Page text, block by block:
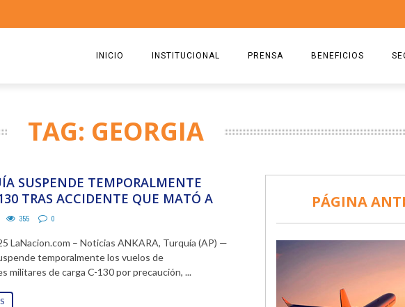
INICIO INSTITUCIONAL
ESTATUTO
RICARDO CIRIELLI
PRENSA
2025
BENEFICIOS
COMISIÓN
DOCUMENTOS
SEGURO DE SEPELIOS
TAG: GEORGIA
SUSPENDE TEMPORALMENTE
TRAS ACCIDENTE QUE MATÓ A
355 0
LaNacion.com – Noticias ANKARA, Turquía (AP) —
temporalmente los vuelos de
militares de carga C-130 por precaución, ...
PÁGINA